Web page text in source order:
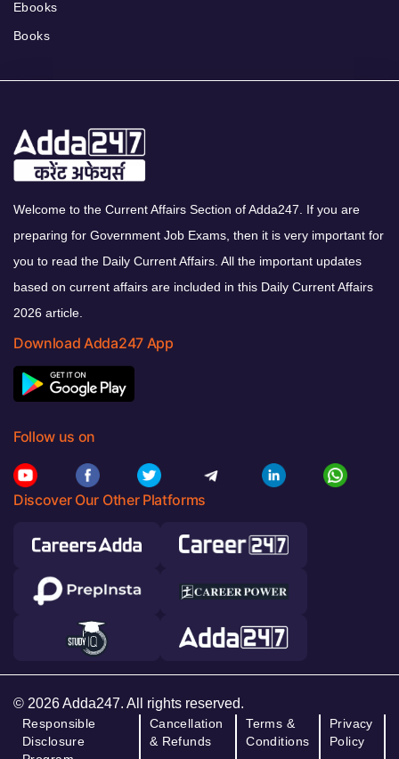
Ebooks
Books
Welcome to the Current Affairs Section of Adda247. If you are
preparing for Government Job Exams, then it is very important for
you to read the Daily Current Affairs. All the important updates
based on current affairs are included in this Daily Current Affairs
2026 article.
Download Adda247 App
Follow us on
Discover Our Other Platforms
© 2026 Adda247. All rights reserved.
Responsible
Disclosure
Cancellation
& Refunds
Terms &
Conditions
Privacy
Policy